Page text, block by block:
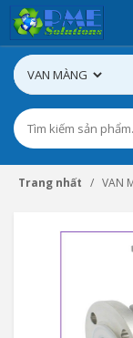
Trang nhất VAN